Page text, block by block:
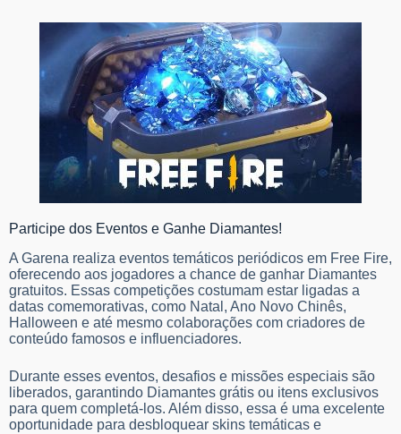
Participe dos Eventos e Ganhe Diamantes!
A Garena realiza eventos temáticos periódicos em Free Fire,
oferecendo aos jogadores a chance de ganhar Diamantes
gratuitos. Essas competições costumam estar ligadas a
datas comemorativas, como Natal, Ano Novo Chinês,
Halloween e até mesmo colaborações com criadores de
conteúdo famosos e influenciadores.
Durante esses eventos, desafios e missões especiais são
liberados, garantindo Diamantes grátis ou itens exclusivos
para quem completá-los. Além disso, essa é uma excelente
oportunidade para desbloquear skins temáticas e